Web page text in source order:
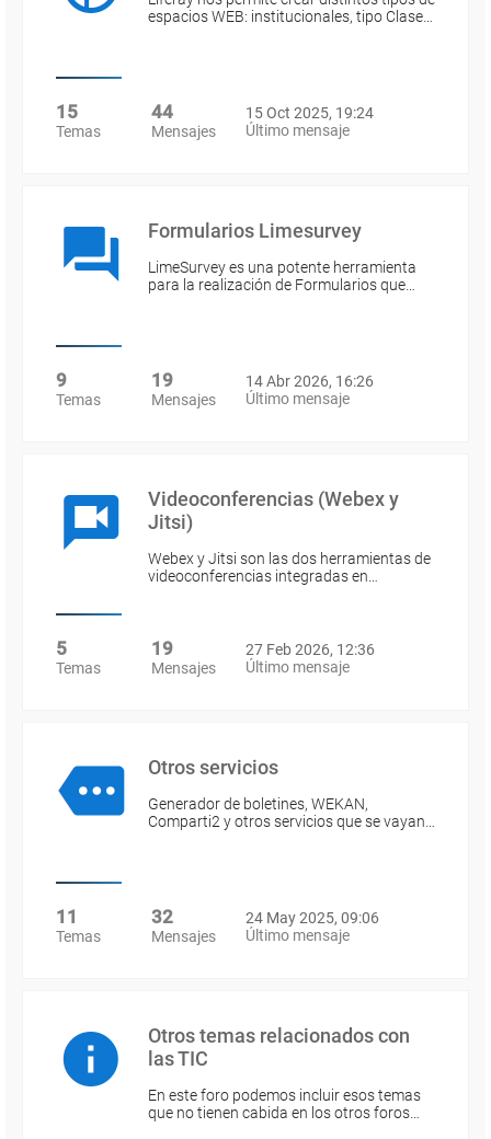
espacios WEB: institucionales, tipo Clase…
15
Temas
44
Mensajes
15 Oct 2025, 19:24
Último mensaje
Formularios Limesurvey
LimeSurvey es una potente herramienta
para la realización de Formularios que…
9
Temas
19
Mensajes
14 Abr 2026, 16:26
Último mensaje
Videoconferencias (Webex y
Jitsi)
Webex y Jitsi son las dos herramientas de
videoconferencias integradas en…
5
Temas
19
Mensajes
27 Feb 2026, 12:36
Último mensaje
Otros servicios
Generador de boletines, WEKAN,
Comparti2 y otros servicios que se vayan…
11
Temas
32
Mensajes
24 May 2025, 09:06
Último mensaje
Otros temas relacionados con
las TIC
En este foro podemos incluir esos temas
que no tienen cabida en los otros foros…